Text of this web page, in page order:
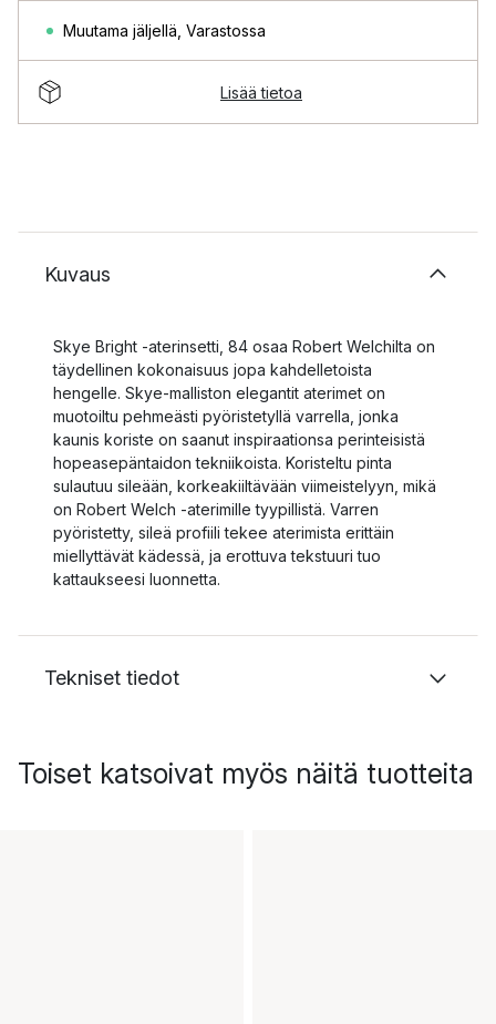
Muutama jäljellä Varastossa
Lisää tietoa
Kuvaus
Skye Bright -aterinsetti, 84 osaa Robert Welchilta on
täydellinen kokonaisuus jopa kahdelletoista
hengelle. Skye-malliston elegantit aterimet on
muotoiltu pehmeästi pyöristetyllä varrella, jonka
kaunis koriste on saanut inspiraationsa perinteisistä
hopeasepäntaidon tekniikoista. Koristeltu pinta
sulautuu sileään, korkeakiiltävään viimeistelyyn, mikä
on Robert Welch -aterimille tyypillistä. Varren
pyöristetty, sileä profiili tekee aterimista erittäin
miellyttävät kädessä, ja erottuva tekstuuri tuo
kattaukseesi luonnetta.
Tekniset tiedot
Toiset katsoivat myös näitä tuotteita